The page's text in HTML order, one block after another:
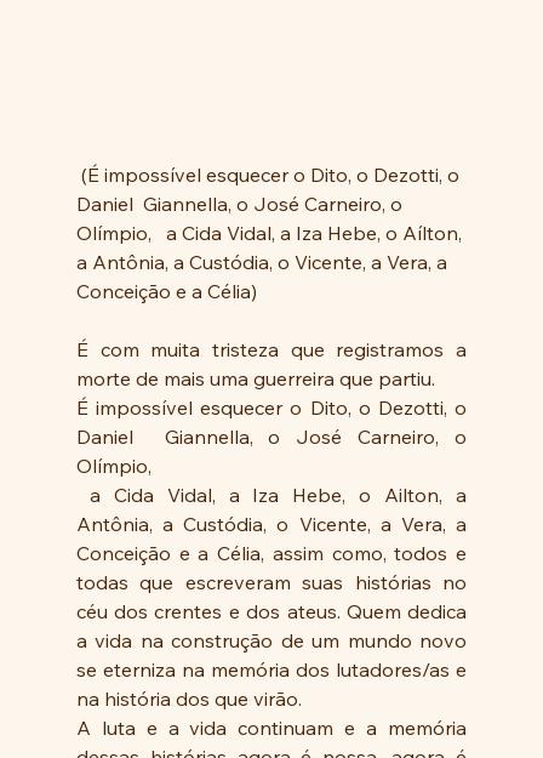
Daniel  Giannella, o José Carneiro, o
Olímpio,   a Cida Vidal, a Iza Hebe, o Aílton,
a Antônia, a Custódia, o Vicente, a Vera, a
Conceição e a Célia)
É com muita tristeza que registramos a
morte de mais uma guerreira que partiu.
É impossível esquecer o Dito, o Dezotti, o
Daniel  Giannella, o José Carneiro, o
Olímpio,
Antônia, a Custódia, o Vicente, a Vera, a
Conceição e a Célia, assim como, todos e
todas que escreveram suas histórias no
céu dos crentes e dos ateus. Quem dedica
a vida na construção de um mundo novo
se eterniza na memória dos lutadores/as e
na história dos que virão.
A luta e a vida continuam e a memória